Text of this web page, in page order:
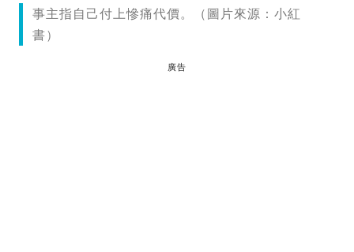
事主指自己付上慘痛代價。（圖片來源：小紅
書）
廣告